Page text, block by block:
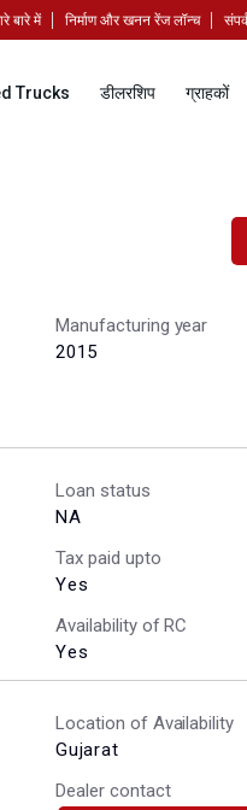
बारे में निर्माण और खनन रेंज लॉन्च
Trucks डीलरशिप ग्राहकों
Manufacturing year
2015
Loan status
NA
Tax paid upto
Yes
Availability of RC
Yes
Location of Availability
Gujarat
Dealer contact